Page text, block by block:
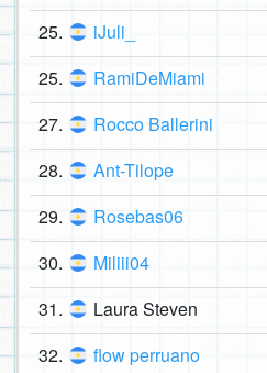
25. iJuli_
25. RamiDeMiami
27. Rocco Ballerini
28. Ant-Tilope
29. Rosebas06
30. Miliii04
31. Laura Steven
32. flow perruano